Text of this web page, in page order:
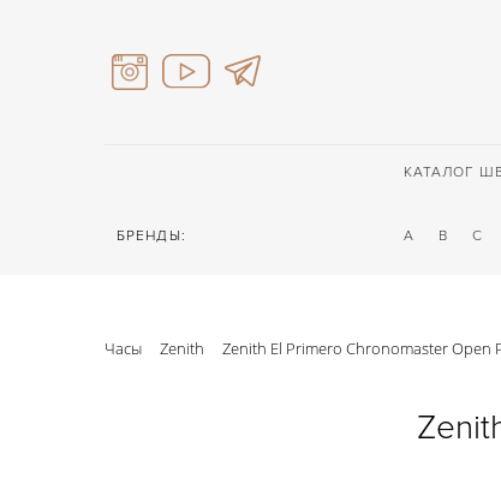
КАТАЛОГ
БРЕНДЫ: A B C
Часы Zenith Zenith El Primero Chronomaster Open